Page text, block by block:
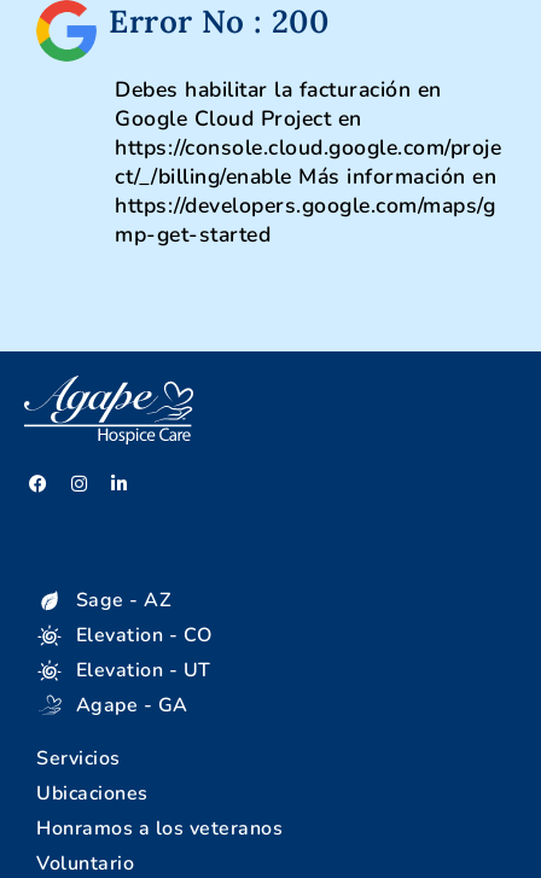
Error No : 200
Debes habilitar la facturación en
Google Cloud Project en
https://console.cloud.google.com/proje
ct/_/billing/enable Más información en
https://developers.google.com/maps/g
mp-get-started
Sage - AZ
Elevation - CO
Elevation - UT
Agape - GA
Servicios
Ubicaciones
Honramos a los veteranos
Voluntario